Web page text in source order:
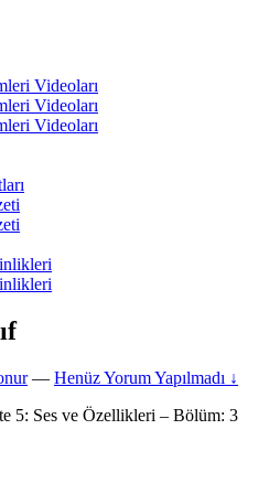
Videoları
Videoları
Videoları
— Henüz Yorum Yapılmadı ↓
5: Ses ve Özellikleri – Bölüm: 3